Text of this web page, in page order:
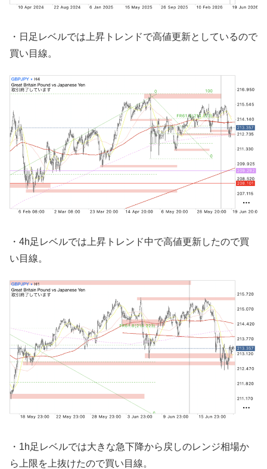
・日足レベルでは上昇トレンドで高値更新としているので
買い目線。
・4h足レベルでは上昇トレンド中で高値更新したので買
い目線。
・1h足レベルでは大きな急下降から戻しのレンジ相場か
ら上限を上抜けたので買い目線。